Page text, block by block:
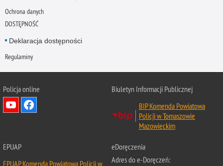
Ochrona danych
DOSTĘPNOŚĆ
Deklaracja dostępności
Regulaminy
Policja online
Biuletyn Informacji Publicznej
BIP Komenda Powiatowa
Policji w Tomaszowie
Mazowieckim
EPUAP
EPUAP Komenda Powiatowa Policji w
eDoręczenia
Adres do e-Doręczeń: